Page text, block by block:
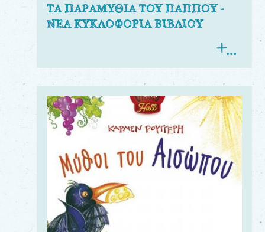
ΤΑ ΠΑΡΑΜΥΘΙΑ ΤΟΥ ΠΑΠΠΟΥ -
ΝΕΑ ΚΥΚΛΟΦΟΡΙΑ ΒΙΒΛΙΟΥ